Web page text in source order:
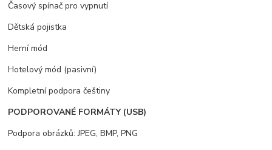
Časový spínač pro vypnutí
Dětská pojistka
Herní mód
Hotelový mód (pasivní)
Kompletní podpora češtiny
PODPOROVANÉ FORMÁTY (USB)
Podpora obrázků: JPEG, BMP, PNG